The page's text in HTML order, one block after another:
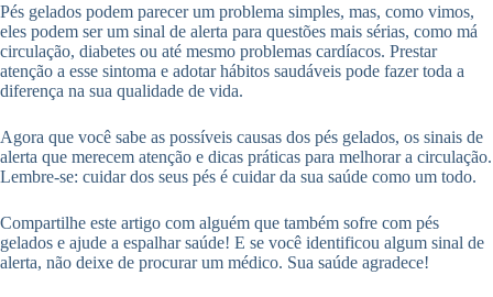
Pés gelados podem parecer um problema simples, mas, como vimos,
eles podem ser um sinal de alerta para questões mais sérias, como má
circulação, diabetes ou até mesmo problemas cardíacos. Prestar
atenção a esse sintoma e adotar hábitos saudáveis pode fazer toda a
diferença na sua qualidade de vida.
Agora que você sabe as possíveis causas dos pés gelados, os sinais de
alerta que merecem atenção e dicas práticas para melhorar a circulação.
Lembre-se: cuidar dos seus pés é cuidar da sua saúde como um todo.
Compartilhe este artigo com alguém que também sofre com pés
gelados e ajude a espalhar saúde! E se você identificou algum sinal de
alerta, não deixe de procurar um médico. Sua saúde agradece!